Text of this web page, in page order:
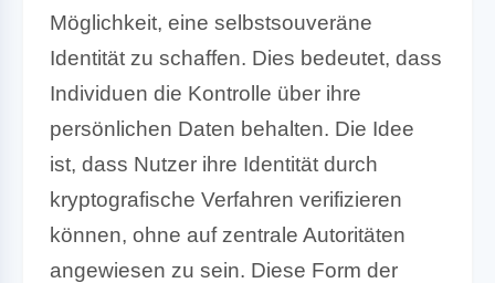
Möglichkeit, eine selbstsouveräne
Identität zu schaffen. Dies bedeutet, dass
Individuen die Kontrolle über ihre
persönlichen Daten behalten. Die Idee
ist, dass Nutzer ihre Identität durch
kryptografische Verfahren verifizieren
können, ohne auf zentrale Autoritäten
angewiesen zu sein. Diese Form der